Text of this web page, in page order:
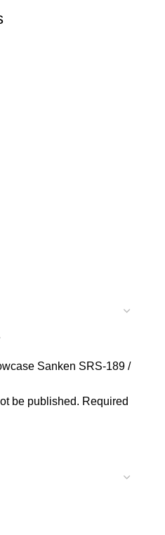
Sanken SRS-189 /
be published. Required